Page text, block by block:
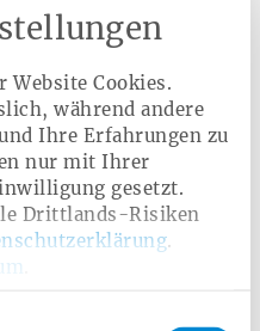
Website Cookies.
während andere
Ihre Erfahrungen zu
nur mit Ihrer
gesetzt.
Drittlands-Risiken
.
für Arbeitgeber